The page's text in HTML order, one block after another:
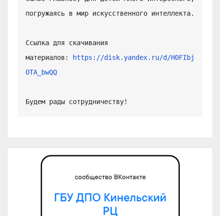
погружаясь в мир искусственного интеллекта.
Ссылка для скачивания
материалов:
https://disk.yandex.ru/d/H0FIbj
OTA_bwQQ
Будем рады сотрудничеству!